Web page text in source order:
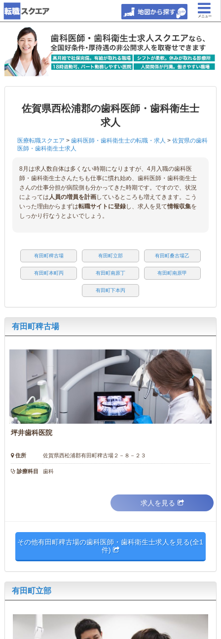
メニュー
佐賀県西松浦郡の歯科医師・歯科衛生士
求人
医療転職スクエア > 歯科医師・歯科衛生士の転職・求人 > 佐賀県の歯科
医師・歯科衛生士求人
8月は求人数自体は多くない時期になりますが、4月入職の歯科医
師・歯科衛生士さんたちも仕事に慣れ始め、歯科医師・歯科衛生士
さんの仕事分担が病院側も分かってきた時期です。ですので、状況
によっては人員の増員を計画しているところも増えてきます。こう
いった理由からまずは転職サイトに登録し、求人を見て情報収集を
しっかり行なうとよいでしょう。
有田町稗古場 有田町立部 有田町桑古場乙
有田町本町丙 有田町南原丁 有田町南原甲
有田町下本丙
有田町稗古場
坪井歯科医院
住所 佐賀県西松浦郡有田町稗古場２－８－２３
診療科目 歯科
求人を見る
その他有田町稗古場の歯科医師・歯科衛生士求人を見る(全1
件)
有田町立部